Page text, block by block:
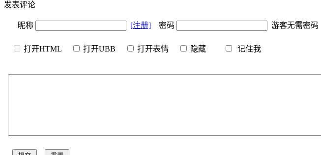
发表评论
昵称 [注册] 密码 游客无需密码
打开HTML 打开UBB 打开表情 隐藏 记住我